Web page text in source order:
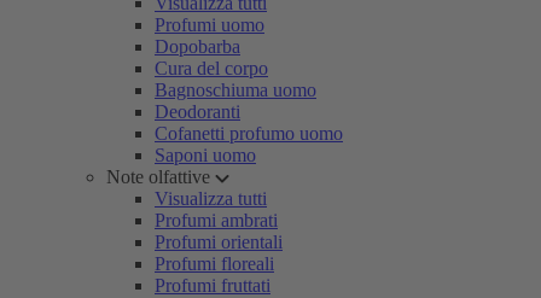
Profumi uomo
Dopobarba
Cura del corpo
Bagnoschiuma uomo
Deodoranti
Cofanetti profumo uomo
Saponi uomo
Note olfattive
Visualizza tutti
Profumi ambrati
Profumi orientali
Profumi floreali
Profumi fruttati